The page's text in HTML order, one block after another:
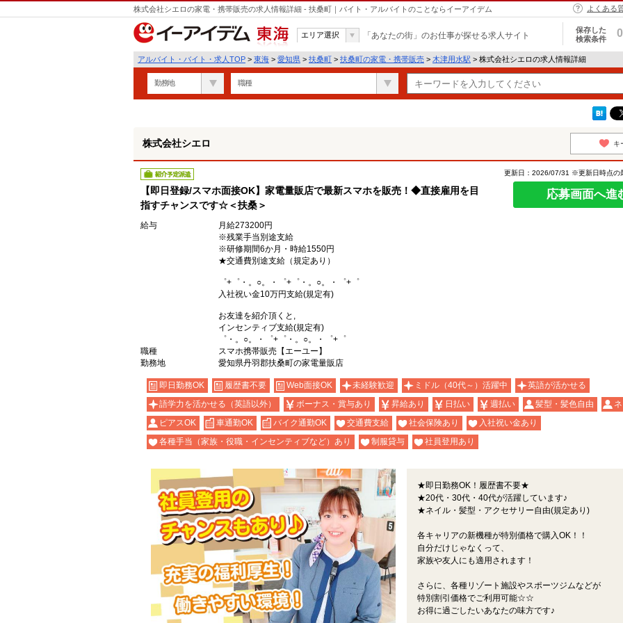
株式会社シエロの家電・携帯販売の求人情報詳細 - 扶桑町｜バイト・アルバイトのことならイーアイデム よくある
東海
エリア選択 「あなたの街」のお仕事が探せる求人サイト
保存した
検索条件
0
アルバイト・バイト・求人TOP > 東海 > 愛知県 > 扶桑町 > 扶桑町の家電・携帯販売 > 木津用水駅 > 株式会社シエロの求人情報詳細
勤務地 職種
遣
株式会社シエロ キ
紹介予定派遣
【即日登録/スマホ面接OK】家電量販店で最新スマホを販売！◆直接雇用を目
指すチャンスです☆＜扶桑＞
更新日：2026/07/31 ※更新日時点の
応募画面へ進
給与
月給273200円
※残業手当別途支給
※研修期間6か月・時給1550円
★交通費別途支給（規定あり）
゜+゜・。○。・゜+゜・。○。・゜+゜
入社祝い金10万円支給(規定有)
お友達を紹介頂くと,
インセンティブ支給(規定有)
゜・。○。・゜+゜・。○。・゜+゜
職種
スマホ携帯販売【エーユー】
勤務地
愛知県丹羽郡扶桑町の家電量販店
即日勤務OK 履歴書不要 Web面接OK 未経験歓迎 ミドル（40代～）活躍中
英語が活かせる
語学力を活かせる（英語以外）
ボーナス・賞与あり 昇給あり 日払い 週払い 髪型・髪色自由
ピアスOK
車通勤OK バイク通勤OK 交通費支給 社会保険あり
入社祝い金あり
各種手当（家族・役職・インセンティブなど）あり
制服貸与 社員登用あり
★即日勤務OK！履歴書不要★
★20代・30代・40代が活躍しています♪
★ネイル・髪型・アクセサリー自由(規定あり)
各キャリアの新機種が特別価格で購入OK！！
自分だけじゃなくって、
家族や友人にも適用されます！
さらに、各種リゾート施設やスポーツジムなどが
特別割引価格でご利用可能☆☆
お得に過ごしたいあなたの味方です♪